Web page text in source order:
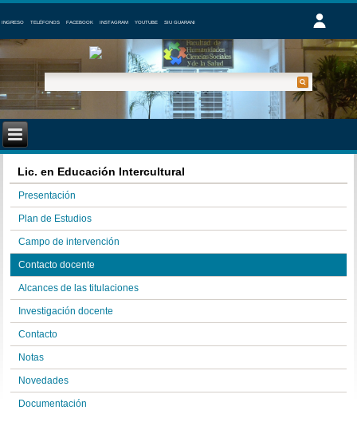
INGRESO TELÉFONOS FACEBOOK INSTAGRAM YOUTUBE SIU GUARANI
Lic. en Educación Intercultural
Presentación
Plan de Estudios
Campo de intervención
Contacto docente
Alcances de las titulaciones
Investigación docente
Contacto
Notas
Novedades
Documentación